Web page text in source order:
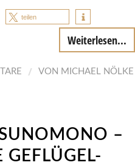
teilen
Weiterlesen...
/ VON MICHAEL NÖLKE
–
GEFLÜGEL-